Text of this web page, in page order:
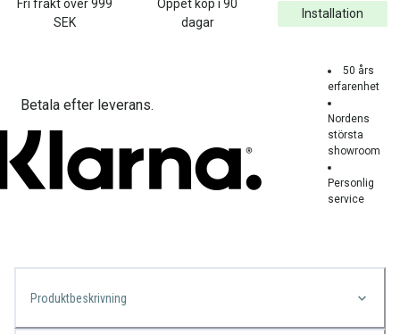
Fri frakt över999
SEK
Öppet köp i 90
dagar
Installation
Betala efter leverans.
50 års
erfarenhet
Nordens
största
showroom
Personlig
service
Produktbeskrivning